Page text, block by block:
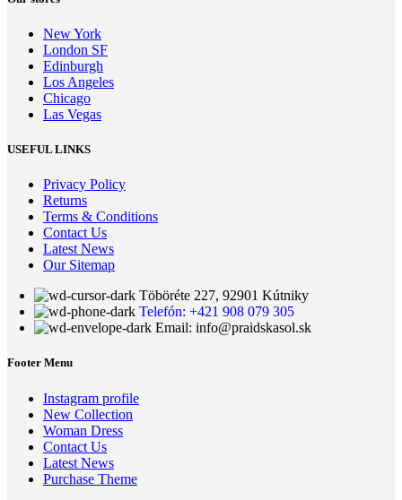
New York
London SF
Edinburgh
Los Angeles
Chicago
Las Vegas
USEFUL LINKS
Privacy Policy
Returns
Terms & Conditions
Contact Us
Latest News
Our Sitemap
Töböréte 227, 92901 Kútniky
Telefón: +421 908 079 305
Email: info@praidskasol.sk
Footer Menu
Instagram profile
New Collection
Woman Dress
Contact Us
Latest News
Purchase Theme